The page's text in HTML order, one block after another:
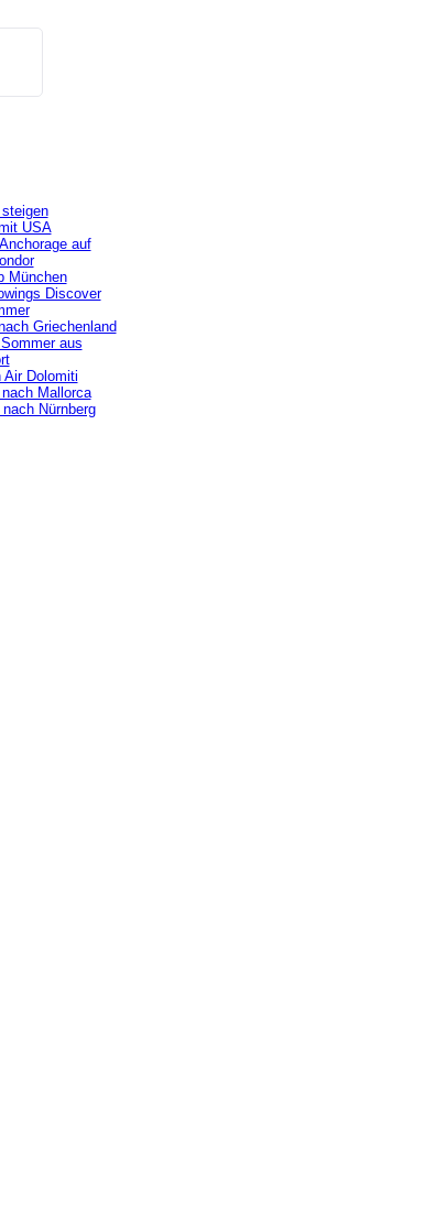
USA
auf
München
Discover
Griechenland
aus
Air Dolomiti
Mallorca
Nürnberg